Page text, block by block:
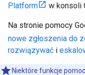
Platform
w konsoli
Na stronie pomocy
nowe zgłoszenia do
rozwiązywać i
Niektóre funkcje